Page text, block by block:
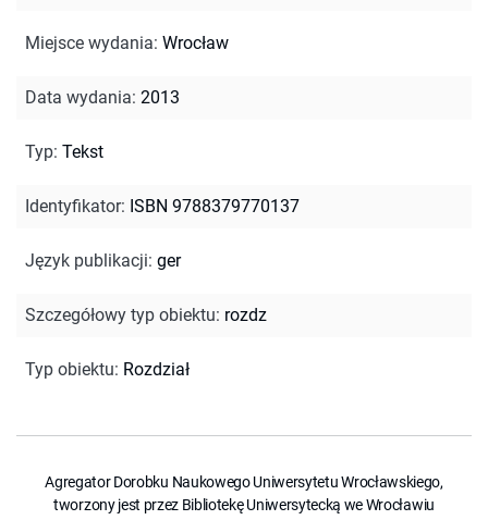
Miejsce wydania: Wrocław
Data wydania: 2013
Typ: Tekst
Identyfikator: ISBN 9788379770137
Język publikacji: ger
Szczegółowy typ obiektu: rozdz
Typ obiektu: Rozdział
Agregator Dorobku Naukowego Uniwersytetu Wrocławskiego,
tworzony jest przez Bibliotekę Uniwersytecką we Wrocławiu